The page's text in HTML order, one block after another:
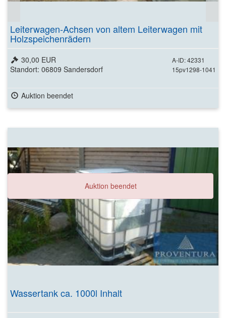
Leiterwagen-Achsen von altem Leiterwagen mit
Holzspeichenrädern
A-ID: 42331
15pv1298-1041
30,00 EUR
Standort: 06809 Sandersdorf
Auktion beendet
Auktion beendet
Wassertank ca. 1000l Inhalt